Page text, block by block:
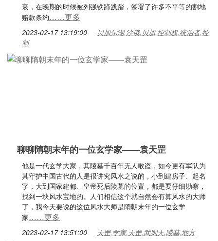
衰，在晚期的时候被列强铁蹄践踏，签署了许多不平等的割地
赔款条约……更多
2023-02-17 13:19:00
贝加尔湖,沙俄,贝加,控制权,统治者,控
制
聊聊隋朝末年的一位玄学家——袁天罡
他是一代玄学大家，其陵墓千百年无人敢盗，如今更有军队为
其守护中国古代的人是很讲究风水之说的，小到建房子、起名
字，大到国家建都、皇帝死后陵墓的位置，都是要仔细勘察，
找到一块风水宝地的。人们相信这个就自然会有算风水的大师
了，我今天要说的这位风水大师是隋朝末年的一位玄学
家……更多
2023-02-17 13:51:00 天罡,学家,天罡,武则天,陵墓,地方